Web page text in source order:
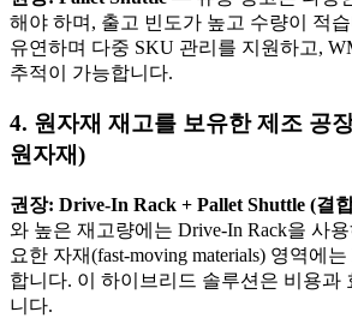
해야 하며, 출고 빈도가 높고 수량이 적습
유연하며 다중 SKU 관리를 지원하고,
추적이 가능합니다.
4. 원자재 재고를 보유한 제조 공
원자재)
권장: Drive-In Rack + Pallet Shuttle (결
와 높은 재고량에는 Drive-In Rack을 사
요한 자재(fast-moving materials) 영역에
합니다. 이 하이브리드 솔루션은 비용과
니다.